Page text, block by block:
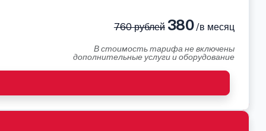
760 рублей380/в месяц
В стоимость тарифа не включены
дополнительные услуги и оборудование